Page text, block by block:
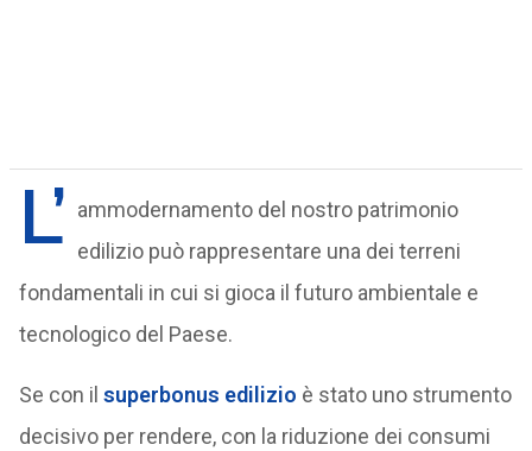
L’ ammodernamento del nostro patrimonio
edilizio può rappresentare una dei terreni
fondamentali in cui si gioca il futuro ambientale e
tecnologico del Paese.
Se con il superbonus edilizio è stato uno strumento
decisivo per rendere, con la riduzione dei consumi